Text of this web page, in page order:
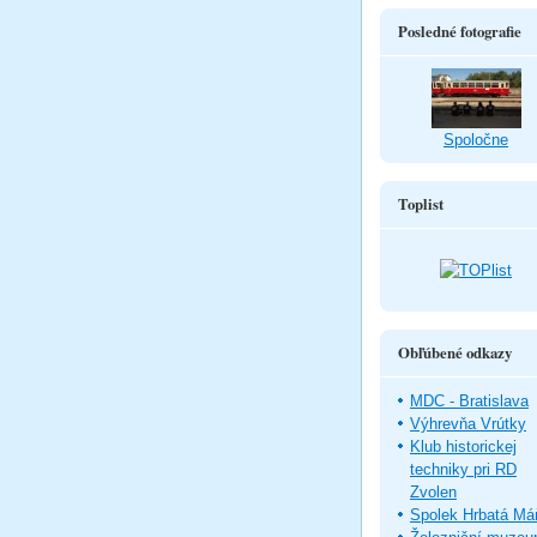
Posledné fotografie
Spoločne
Toplist
Obľúbené odkazy
MDC - Bratislava
Výhrevňa Vrútky
Klub historickej
techniky pri RD
Zvolen
Spolek Hrbatá